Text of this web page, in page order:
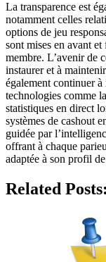
La transparence est
notamment celles
options de jeu
sont mises en avant
membre. L’avenir de
instaurer et à
également continuer
technologies comme
statistiques en direct
systèmes de cashout
guidée par
offrant à chaque
adaptée à son profil
Related Posts: